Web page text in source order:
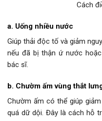
Cách
a. Uống nhiều nước
Giúp thải độc tố và giảm
nếu đã bị thận ứ nước
bác sĩ.
b. Chườm ấm vùng thắt
Chườm ấm có thể giúp
quá dữ dội. Đây là cách hỗ